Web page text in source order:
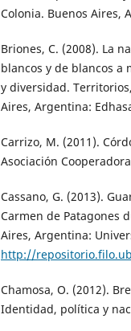
Colonia. Buenos Aires,
Briones, C. (2008). La
blancos y de blancos a
y diversidad.
Aires, Argentina:
Carrizo, M. (2011).
Asociación
Cassano, G. (2013).
Carmen de Patagones
Aires, Argentina:
http://
Chamosa, O. (2012).
Identidad, política y